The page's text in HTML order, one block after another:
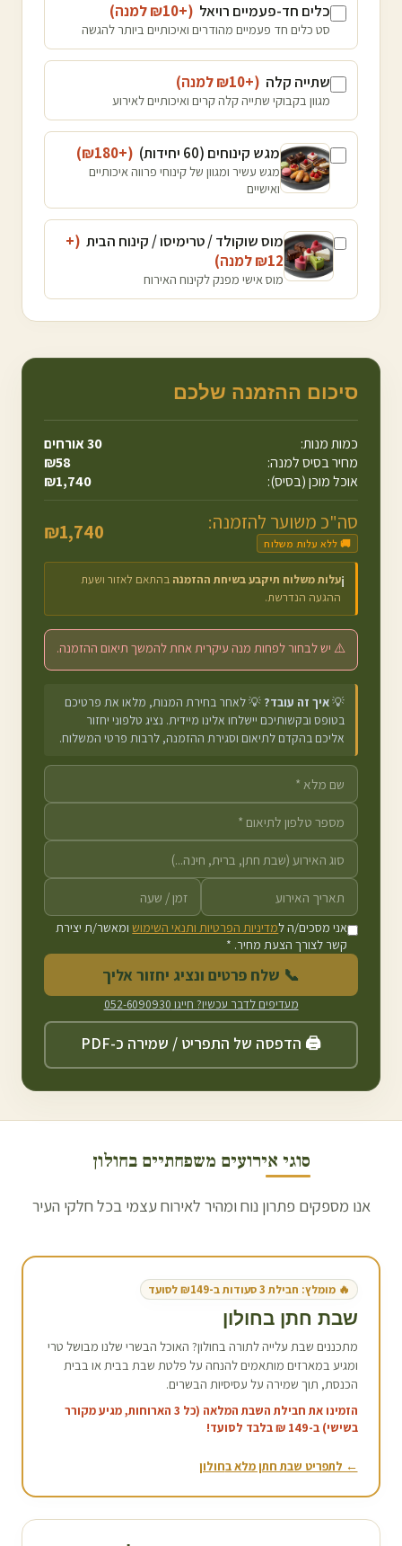
כלים חד-פעמיים רויאל (+₪
10 למנה)
סט כלים חד פעמיים מהודרים ואיכותיים ביותר להגשה
שתייה קלה (+₪
10 למנה)
מגוון בקבוקי שתייה קלה קרים ואיכותיים לאירוע
מגש קינוחים (60 יחידות) (+₪
180
)
מגש עשיר ומגוון של קינוחי פרווה איכותיים
ואישיים
מוס שוקולד / טרימיסו / קינוח הבית (+
₪12 למנה)
מוס אישי מפנק לקינוח האירוח
סיכום ההזמנה שלכם
כמות מנות: 30אורחים
מחיר בסיס למנה:
₪58
אוכל מוכן (בסיס):
₪1,740
סה"כ משוער להזמנה:
🚚 ללא עלות משלוח ₪1,740
ℹ️עלות משלוח תיקבע בשיחת ההזמנה בהתאם לאזור ושעת
ההגעה הנדרשת.
⚠️ יש לבחור לפחות מנה עיקרית אחת להמשך תיאום ההזמנה.
💡איך זה עובד? 💡 לאחר בחירת המנות, מלאו את פרטיכם
בטופס ובקשותיכם יישלחו אלינו מיידית. נציג טלפוני יחזור
אליכם בהקדם לתיאום וסגירת ההזמנה, לרבות פרטי המשלוח.
אני מסכים/ה למדיניות הפרטיות ותנאי השימושומאשר/ת יצירת
קשר לצורך הצעת מחיר. *
📞 שלח פרטים ונציג יחזור אליך
מעדיפים לדבר עכשיו? חייגו 052-6090930
🖨️ הדפסה של התפריט / שמירה כ-PDF
סוגי אירועים משפחתיים בחולון
אנו מספקים פתרון נוח ומהיר לאירוח עצמי בכל חלקי העיר
🔥 מומלץ: חבילת 3 סעודות ב-₪149 לסועד
שבת חתן בחולון
מתכננים שבת עלייה לתורה בחולון? האוכל הבשרי שלנו מבושל טרי
ומגיע במארזים מותאמים להנחה על פלטת שבת בבית או בבית
הכנסת, תוך שמירה על עסיסיות הבשרים.
הזמינו את חבילת השבת המלאה (כל 3 הארוחות, מגיע מקורר
בשישי) ב-149 ₪ בלבד לסועד!
← לתפריט שבת חתן מלא בחולון